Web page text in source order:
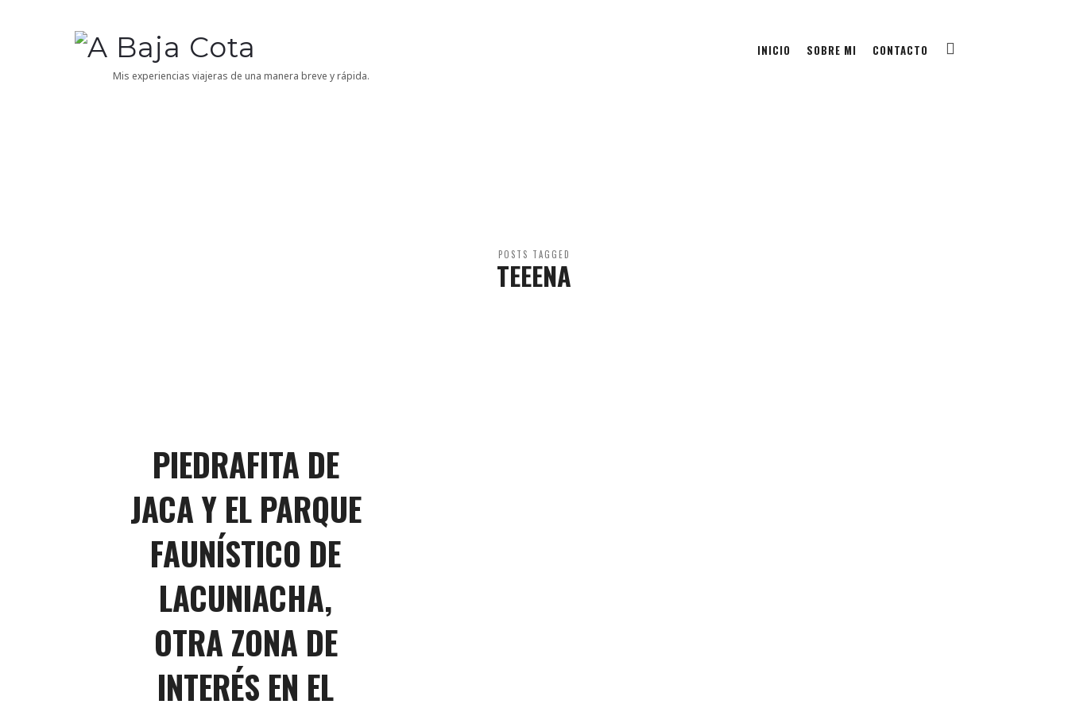
INICIO SOBRE MI CONTACTO
A
BajaMis experiencias viajeras de una manera breve y rápida.
POSTS TAGGED
TEEENA
PIEDRAFITA DE
JACA Y EL PARQUE
FAUNÍSTICO DE
LACUNIACHA,
OTRA ZONA DE
INTERÉS EN EL